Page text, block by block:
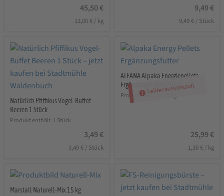
45,50€
13,00 € / kg
9,49 €
9,49 €/ Stück
Natürlich Pfiffikus Vogel-Buffet
Beeren 1 Stück
Produkt enthält: 1 Stück
3,49 €
3,49 € / Stück
Leider ausverkauft
ALFANA Alpaka Energiepellets
Ergänzungsfutter 20 kg
Produkt enthält: 20 kg
25,99 €
1,30 €/ kg
Marstall Naturell-Mix 15 kg